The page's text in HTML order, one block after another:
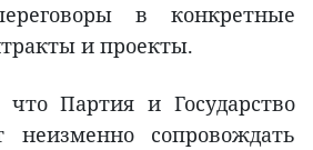
в конкретные
и проекты.
Партия и Государство
неизменно сопровождать